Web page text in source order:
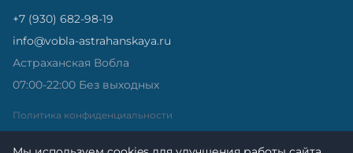
+7 (930) 682-98-19
info@vobla-astrahanskaya.ru
Астраханская Вобла
07:00-22:00 Без выходных
Политика конфиденциальности